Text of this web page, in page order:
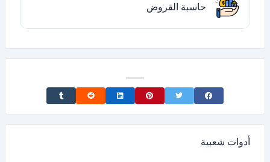
حاسبة القروض
Share on Facebook
Share on Twitter
Share on Pinterest
Share on LinkedIn
Share on Reddit
Share on Tumblr
أدوات شعبية